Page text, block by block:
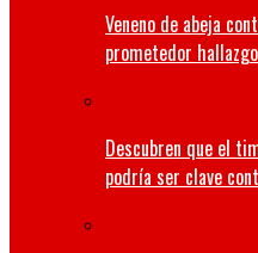
Veneno de abeja
prometedor
Descubren que el
podría ser clave